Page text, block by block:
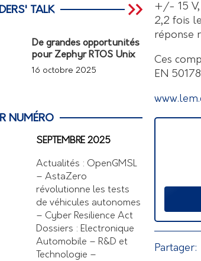
+/- 15 V,
2,2 fois
réponse
Ces
EN
Partager:
TALK
De grandes opportunités
pour Zephyr RTOS Unix
16 octobre 2025
NUMÉRO
SEPTEMBRE 2025
Actualités : OpenGMSL
– AstaZero
révolutionne les tests
de véhicules autonomes
– Cyber Resilience Act
Dossiers : Electronique
Automobile – R&D et
Technologie –